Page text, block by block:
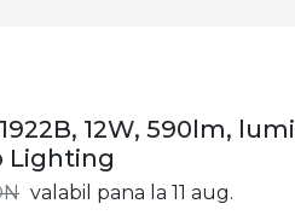
12W, 590lm,
Lighting
valabil pana la 11 aug.